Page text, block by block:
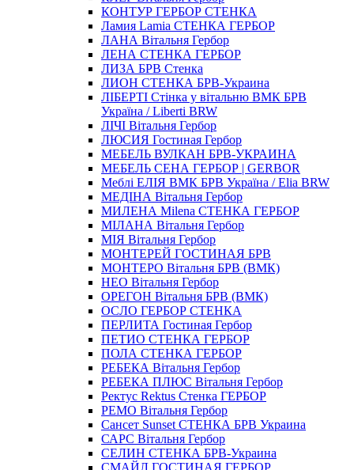
КОНТУР ГЕРБОР СТЕНКА
Ламия Lamia СТЕНКА ГЕРБОР
ЛАНА Вітальня Гербор
ЛЕНА СТЕНКА ГЕРБОР
ЛИЗА БРВ Стенка
ЛИОН СТЕНКА БРВ-Украина
ЛІБЕРТІ Стінка у вітальню ВМК БРВ
Україна / Liberti BRW
ЛІЧІ Вітальня Гербор
ЛЮСИЯ Гостиная Гербор
МЕБЕЛЬ ВУЛКАН БРВ-УКРАИНА
МЕБЕЛЬ СЕНА ГЕРБОР | GERBOR
Меблі ЕЛІЯ ВМК БРВ Україна / Elia BRW
МЕДІНА Вітальня Гербор
МИЛЕНА Milena СТЕНКА ГЕРБОР
МІЛАНА Вітальня Гербор
МІЯ Вітальня Гербор
МОНТЕРЕЙ ГОСТИНАЯ БРВ
МОНТЕРО Вітальня БРВ (ВМК)
НЕО Вітальня Гербор
ОРЕГОН Вітальня БРВ (ВМК)
ОСЛО ГЕРБОР СТЕНКА
ПЕРЛИТА Гостиная Гербор
ПЕТИО СТЕНКА ГЕРБОР
ПОЛА СТЕНКА ГЕРБОР
РЕБЕКА Вітальня Гербор
РЕБЕКА ПЛЮС Вітальня Гербор
Ректус Rektus Стенка ГЕРБОР
РЕМО Вітальня Гербор
Сансет Sunset СТЕНКА БРВ Украина
САРС Вітальня Гербор
СЕЛИН СТЕНКА БРВ-Украина
СМАЙЛ ГОСТИНАЯ ГЕРБОР